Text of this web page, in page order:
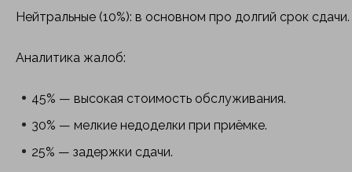
Нейтральные (10%): в основном про долгий срок сдачи.
Аналитика жалоб:
45% — высокая стоимость обслуживания.
30% — мелкие недоделки при приёмке.
25% — задержки сдачи.